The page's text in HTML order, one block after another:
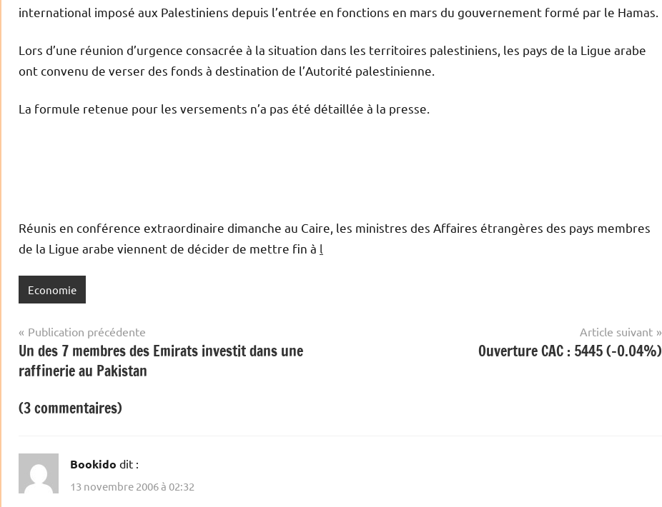
international imposé aux Palestiniens depuis l’entrée en fonctions en mars du gouvernement formé par le Hamas.
Lors d’une réunion d’urgence consacrée à la situation dans les territoires palestiniens, les pays de la Ligue arabe
ont convenu de verser des fonds à destination de l’Autorité palestinienne.
La formule retenue pour les versements n’a pas été détaillée à la presse.
Réunis en conférence extraordinaire dimanche au Caire, les ministres des Affaires étrangères des pays membres
de la Ligue arabe viennent de décider de mettre fin à l
Economie
Navigation
de
l’article
Publication précédente
Un des 7 membres des Emirats investit dans une
raffinerie au Pakistan
Article suivant
Ouverture CAC : 5445 (-0.04%)
(3 commentaires)
Bookido dit :
13 novembre 2006 à 02:32